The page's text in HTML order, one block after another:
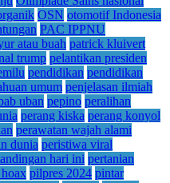
OSN otomotif Indonesia
PAC IPPNU
atau buah patrick kluivert
trump pelantikan presiden
pendidikan pendidikan
umum penjelasan ilmiah
uban pepino peralihan
perang kiska perang konyol
perawatan wajah alami
dunia peristiwa viral
hari ini pertanian
pilpres 2024 pintar